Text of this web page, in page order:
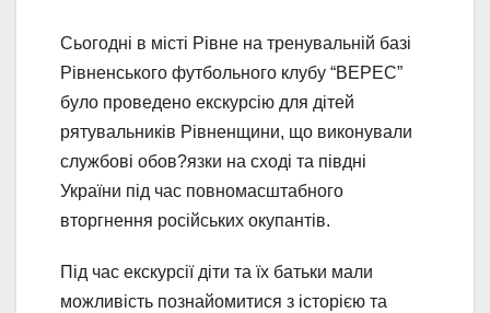
Сьогодні в місті Рівне на тренувальній базі
Рівненського футбольного клубу “ВЕРЕС”
було проведено екскурсію для дітей
рятувальників Рівненщини, що виконували
службові обов?язки на сході та півдні
України під час повномасштабного
вторгнення російських окупантів.
Під час екскурсії діти та їх батьки мали
можливість познайомитися з історією та